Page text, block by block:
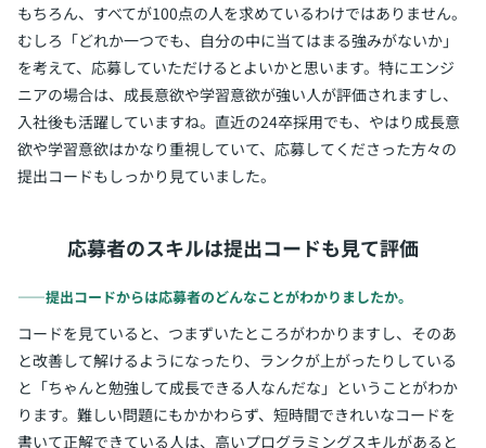
もちろん、すべてが100点の人を求めているわけではありません。
むしろ「どれか一つでも、自分の中に当てはまる強みがないか」
を考えて、応募していただけるとよいかと思います。特にエンジ
ニアの場合は、成長意欲や学習意欲が強い人が評価されますし、
入社後も活躍していますね。直近の24卒採用でも、やはり成長意
欲や学習意欲はかなり重視していて、応募してくださった方々の
提出コードもしっかり見ていました。
応募者のスキルは提出コードも見て評価
――提出コードからは応募者のどんなことがわかりましたか。
コードを見ていると、つまずいたところがわかりますし、そのあ
と改善して解けるようになったり、ランクが上がったりしている
と「ちゃんと勉強して成長できる人なんだな」ということがわか
ります。難しい問題にもかかわらず、短時間できれいなコードを
書いて正解できている人は、高いプログラミングスキルがあると